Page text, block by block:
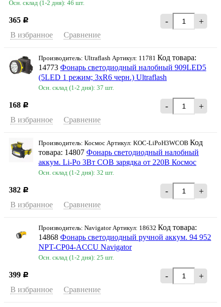
Осн. склад (1-2 дня): 46 шт.
365 Р - +
В избранное Сравнение
Производитель: Ultraflash Артикул: 11781 Код товара:
14773 Фонарь светодиодный налобный 909LED5
(5LED 1 режим; 3хR6 черн.) Ultraflash
Осн. склад (1-2 дня): 37 шт.
168 Р - +
В избранное Сравнение
Производитель: Космос Артикул: KOC-LiPoH3WCOB Код
товара: 14807 Фонарь светодиодный налобный
аккум. Li-Po 3Вт COB зарядка от 220В Космос
Осн. склад (1-2 дня): 32 шт.
382 Р - +
В избранное Сравнение
Производитель: Navigator Артикул: 18632 Код товара:
14868 Фонарь светодиодный ручной аккум. 94 952
NPT-CP04-ACCU Navigator
Осн. склад (1-2 дня): 25 шт.
399 Р - +
В избранное Сравнение